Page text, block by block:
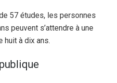
57 études, les personnes
peuvent s’attendre à une
huit à dix ans.